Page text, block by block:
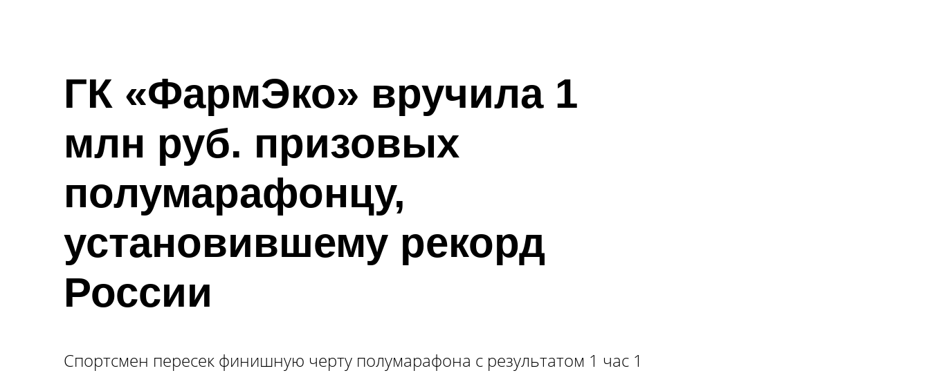
ГК «ФармЭко» вручила 1
млн руб. призовых
полумарафонцу,
установившему рекорд
России
Спортсмен пересек финишную черту полумарафона с результатом 1 час 1